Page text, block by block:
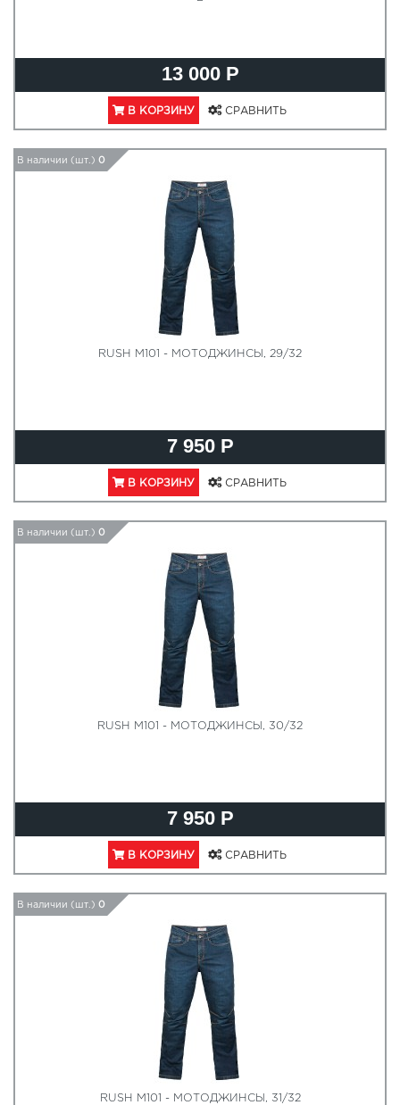
13 000 Р
В КОРЗИНУ СРАВНИТЬ
В наличии (шт.) 0
RUSH M101 - МОТОДЖИНСЫ, 29/32
7 950 Р
В КОРЗИНУ СРАВНИТЬ
В наличии (шт.) 0
RUSH M101 - МОТОДЖИНСЫ, 30/32
7 950 Р
В КОРЗИНУ СРАВНИТЬ
В наличии (шт.) 0
RUSH M101 - МОТОДЖИНСЫ, 31/32